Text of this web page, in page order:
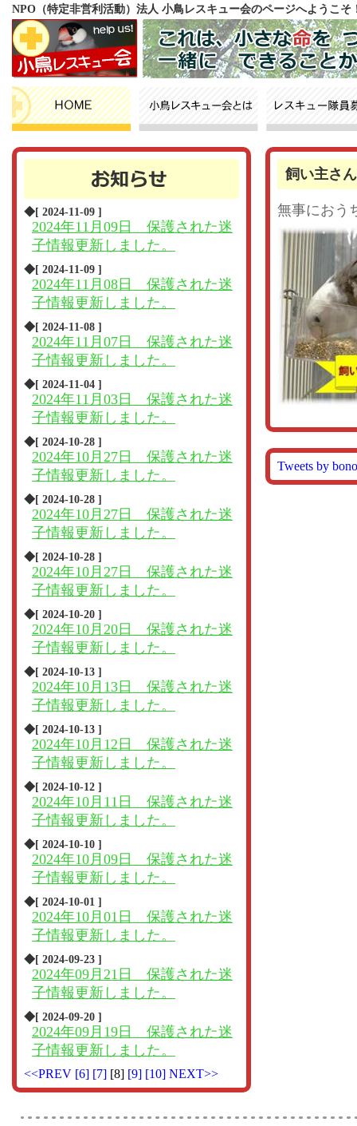
NPO（特定非営利活動）法人 小鳥レスキュー会のページへようこそ
◆[ 2024-11-09 ]
2024年11月09日 保護された迷
子情報更新しました。
◆[ 2024-11-09 ]
2024年11月08日 保護された迷
子情報更新しました。
◆[ 2024-11-08 ]
2024年11月07日 保護された迷
子情報更新しました。
◆[ 2024-11-04 ]
2024年11月03日 保護された迷
子情報更新しました。
◆[ 2024-10-28 ]
2024年10月27日 保護された迷
子情報更新しました。
◆[ 2024-10-28 ]
2024年10月27日 保護された迷
子情報更新しました。
◆[ 2024-10-28 ]
2024年10月27日 保護された迷
子情報更新しました。
◆[ 2024-10-20 ]
2024年10月20日 保護された迷
子情報更新しました。
◆[ 2024-10-13 ]
2024年10月13日 保護された迷
子情報更新しました。
◆[ 2024-10-13 ]
2024年10月12日 保護された迷
子情報更新しました。
◆[ 2024-10-12 ]
2024年10月11日 保護された迷
子情報更新しました。
◆[ 2024-10-10 ]
2024年10月09日 保護された迷
子情報更新しました。
◆[ 2024-10-01 ]
2024年10月01日 保護された迷
子情報更新しました。
◆[ 2024-09-23 ]
2024年09月21日 保護された迷
子情報更新しました。
◆[ 2024-09-20 ]
2024年09月19日 保護された迷
子情報更新しました。
<<PREV [6] [7] [8] [9] [10] NEXT>>
飼い主さ
無事におう
Tweets by